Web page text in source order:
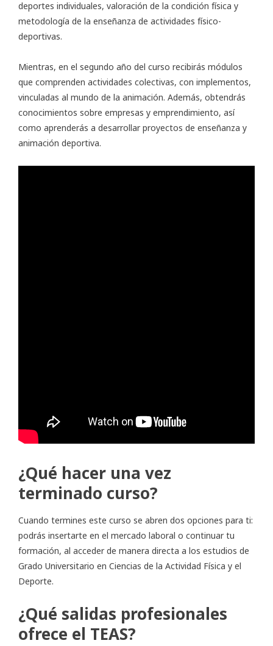
deportes individuales, valoración de la condición física y
metodología de la enseñanza de actividades físico-
deportivas.
Mientras, en el segundo año del curso recibirás módulos
que comprenden actividades colectivas, con implementos,
vinculadas al mundo de la animación. Además, obtendrás
conocimientos sobre empresas y emprendimiento, así
como aprenderás a desarrollar proyectos de enseñanza y
animación deportiva.
¿Qué hacer una vez
terminado curso?
Cuando termines este curso se abren dos opciones para ti:
podrás insertarte en el mercado laboral o continuar tu
formación, al acceder de manera directa a los estudios de
Grado Universitario en Ciencias de la Actividad Física y el
Deporte.
¿Qué salidas profesionales
ofrece el TEAS?